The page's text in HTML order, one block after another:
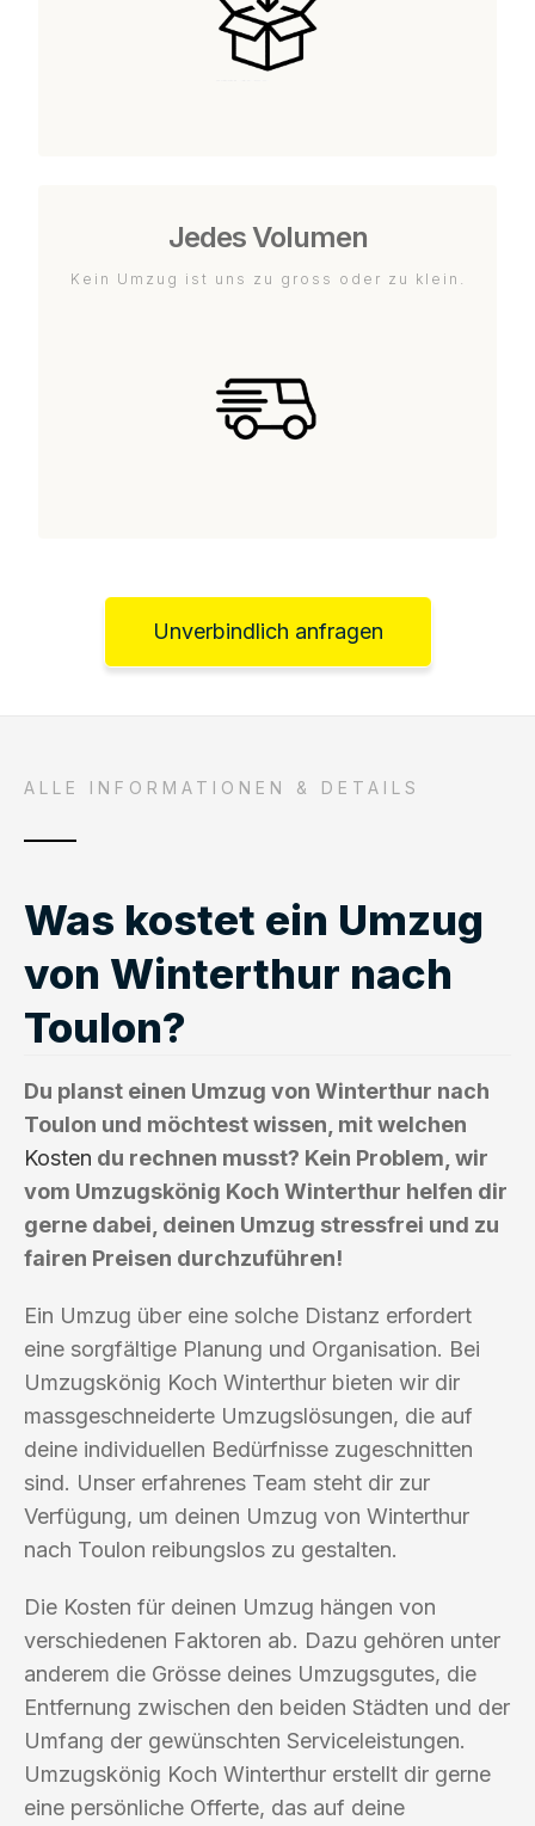
Jedes Volumen
Kein Umzug ist uns zu gross oder zu klein.
Unverbindlich anfragen
ALLE INFORMATIONEN & DETAILS
Was kostet ein Umzug
von Winterthur nach
Toulon?
Du planst einen Umzug von Winterthur nach
Toulon und möchtest wissen, mit welchen
Kosten du rechnen musst? Kein Problem, wir
vom Umzugskönig Koch Winterthur helfen dir
gerne dabei, deinen Umzug stressfrei und zu
fairen Preisen durchzuführen!
Ein Umzug über eine solche Distanz erfordert
eine sorgfältige Planung und Organisation. Bei
Umzugskönig Koch Winterthur bieten wir dir
massgeschneiderte Umzugslösungen, die auf
deine individuellen Bedürfnisse zugeschnitten
sind. Unser erfahrenes Team steht dir zur
Verfügung, um deinen Umzug von Winterthur
nach Toulon reibungslos zu gestalten.
Die Kosten für deinen Umzug hängen von
verschiedenen Faktoren ab. Dazu gehören unter
anderem die Grösse deines Umzugsgutes, die
Entfernung zwischen den beiden Städten und der
Umfang der gewünschten Serviceleistungen.
Umzugskönig Koch Winterthur erstellt dir gerne
eine persönliche Offerte, das auf deine